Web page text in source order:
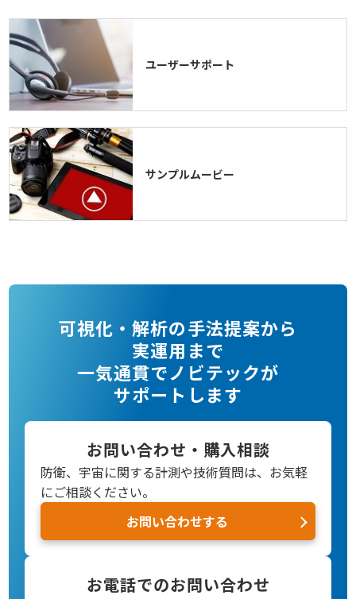
ユーザーサポート
サンプルムービー
可視化・解析の手法提案から
実運用まで
一気通貫でノビテックが
サポートします
お問い合わせ・購入相談
防衛、宇宙に関する計測や技術質問は、お気軽
にご相談ください。
お問い合わせする
お電話でのお問い合わせ